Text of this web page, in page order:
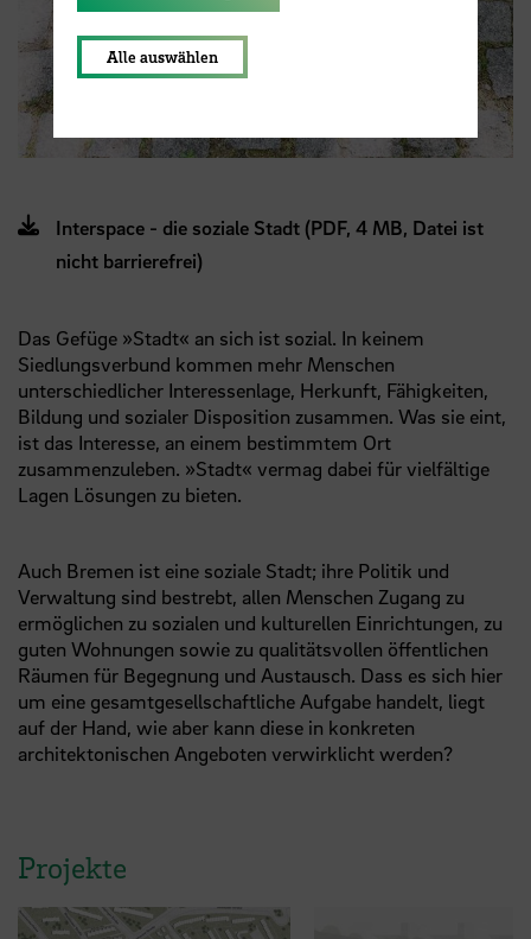
Interspace - die soziale Stadt (PDF, 4 MB, Datei ist
nicht barrierefrei)
Das Gefüge »Stadt« an sich ist sozial. In keinem
Siedlungsverbund kommen mehr Menschen
unterschiedlicher Interessenlage, Herkunft, Fähigkeiten,
Bildung und sozialer Disposition zusammen. Was sie eint,
ist das Interesse, an einem bestimmtem Ort
zusammenzuleben. »Stadt« vermag dabei für vielfältige
Lagen Lösungen zu bieten.
Auch Bremen ist eine soziale Stadt; ihre Politik und
Verwaltung sind bestrebt, allen Menschen Zugang zu
ermöglichen zu sozialen und kulturellen Einrichtungen, zu
guten Wohnungen sowie zu qualitätsvollen öffentlichen
Räumen für Begegnung und Austausch. Dass es sich hier
um eine gesamtgesellschaftliche Aufgabe handelt, liegt
auf der Hand, wie aber kann diese in konkreten
architektonischen Angeboten verwirklicht werden?
Projekte
Alle auswählen